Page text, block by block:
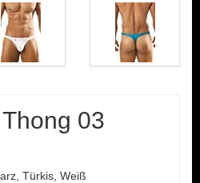
03
Türkis, Weiß